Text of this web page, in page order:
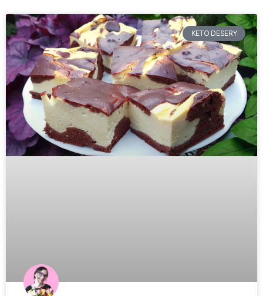
KETO DESERY